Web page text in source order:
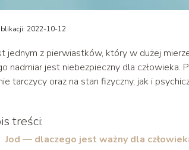
2022-10-12
jednym z pierwiastków, który w dużej
nadmiar jest niebezpieczny dla
tarczycy oraz na stan fizyczny, jak i
treści:
Jod — dlaczego jest ważny dla